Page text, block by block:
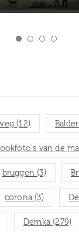
(12)
van de
bruggen (3)
corona (3)
Demka (279)